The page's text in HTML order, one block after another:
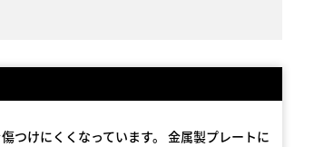
つけにくくなっています。 金属製プレートに